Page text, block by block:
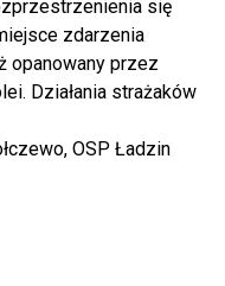
w wykonaniu
koncert w wykonaniu
wysłuchamy
(godz. 20.00
zaplanowaliśmy dla
się
zdarzenia
opanowany przez
Działania strażaków
OSP Ładzin